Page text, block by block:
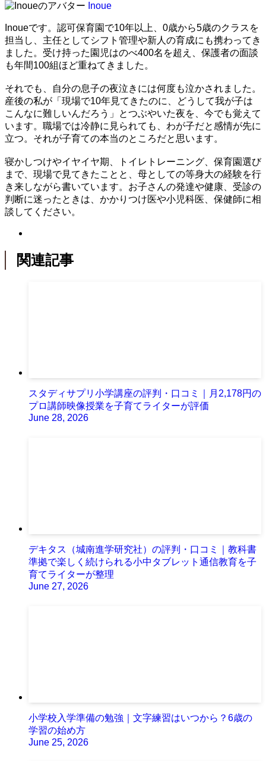
Inoue
Inoueです。認可保育園で10年以上、0歳から5歳のクラスを
担当し、主任としてシフト管理や新人の育成にも携わってき
ました。受け持った園児はのべ400名を超え、保護者の面談
も年間100組ほど重ねてきました。
それでも、自分の息子の夜泣きには何度も泣かされました。
産後の私が「現場で10年見てきたのに、どうして我が子は
こんなに難しいんだろう」とつぶやいた夜を、今でも覚えて
います。職場では冷静に見られても、わが子だと感情が先に
立つ。それが子育ての本当のところだと思います。
寝かしつけやイヤイヤ期、トイレトレーニング、保育園選び
まで、現場で見てきたことと、母としての等身大の経験を行
き来しながら書いています。お子さんの発達や健康、受診の
判断に迷ったときは、かかりつけ医や小児科医、保健師に相
談してください。
関連記事
スタディサプリ小学講座の評判・口コミ｜月2,178円の
プロ講師映像授業を子育てライターが評価
June 28, 2026
デキタス（城南進学研究社）の評判・口コミ｜教科書
準拠で楽しく続けられる小中タブレット通信教育を子
育てライターが整理
June 27, 2026
小学校入学準備の勉強｜文字練習はいつから？6歳の
学習の始め方
June 25, 2026